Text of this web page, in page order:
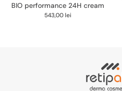
BIO performance 24H cream
543,00lei